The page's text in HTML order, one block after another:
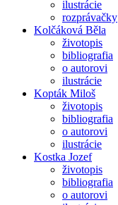
ilustrácie
rozprávačky
Kolčáková Běla
životopis
bibliografia
o autorovi
ilustrácie
Kopták Miloš
životopis
bibliografia
o autorovi
ilustrácie
Kostka Jozef
životopis
bibliografia
o autorovi